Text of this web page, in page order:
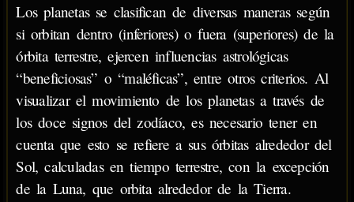
Los planetas se clasifican de diversas maneras según
si orbitan dentro (inferiores) o fuera (superiores) de la
órbita terrestre, ejercen influencias astrológicas
“beneficiosas” o “maléficas”, entre otros criterios. Al
visualizar el movimiento de los planetas a través de
los doce signos del zodíaco, es necesario tener en
cuenta que esto se refiere a sus órbitas alrededor del
Sol, calculadas en tiempo terrestre, con la excepción
de la Luna, que orbita alrededor de la Tierra.